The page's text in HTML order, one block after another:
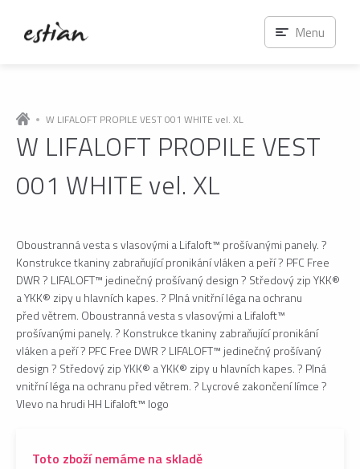
W LIFALOFT PROPILE VEST 001 WHITE vel. XL
W LIFALOFT PROPILE VEST
001 WHITE vel. XL
Oboustranná vesta s vlasovými a Lifaloft™ prošívanými panely. ?
Konstrukce tkaniny zabraňující pronikání vláken a peří ? PFC Free
DWR ? LIFALOFT™ jedinečný prošívaný design ? Středový zip YKK®
a YKK® zipy u hlavních kapes. ? Plná vnitřní léga na ochranu
před větrem. Oboustranná vesta s vlasovými a Lifaloft™
prošívanými panely. ? Konstrukce tkaniny zabraňující pronikání
vláken a peří ? PFC Free DWR ? LIFALOFT™ jedinečný prošívaný
design ? Středový zip YKK® a YKK® zipy u hlavních kapes. ? Plná
vnitřní léga na ochranu před větrem. ? Lycrové zakončení límce ?
Vlevo na hrudi HH Lifaloft™ logo
Toto zboží nemáme na skladě
Menu